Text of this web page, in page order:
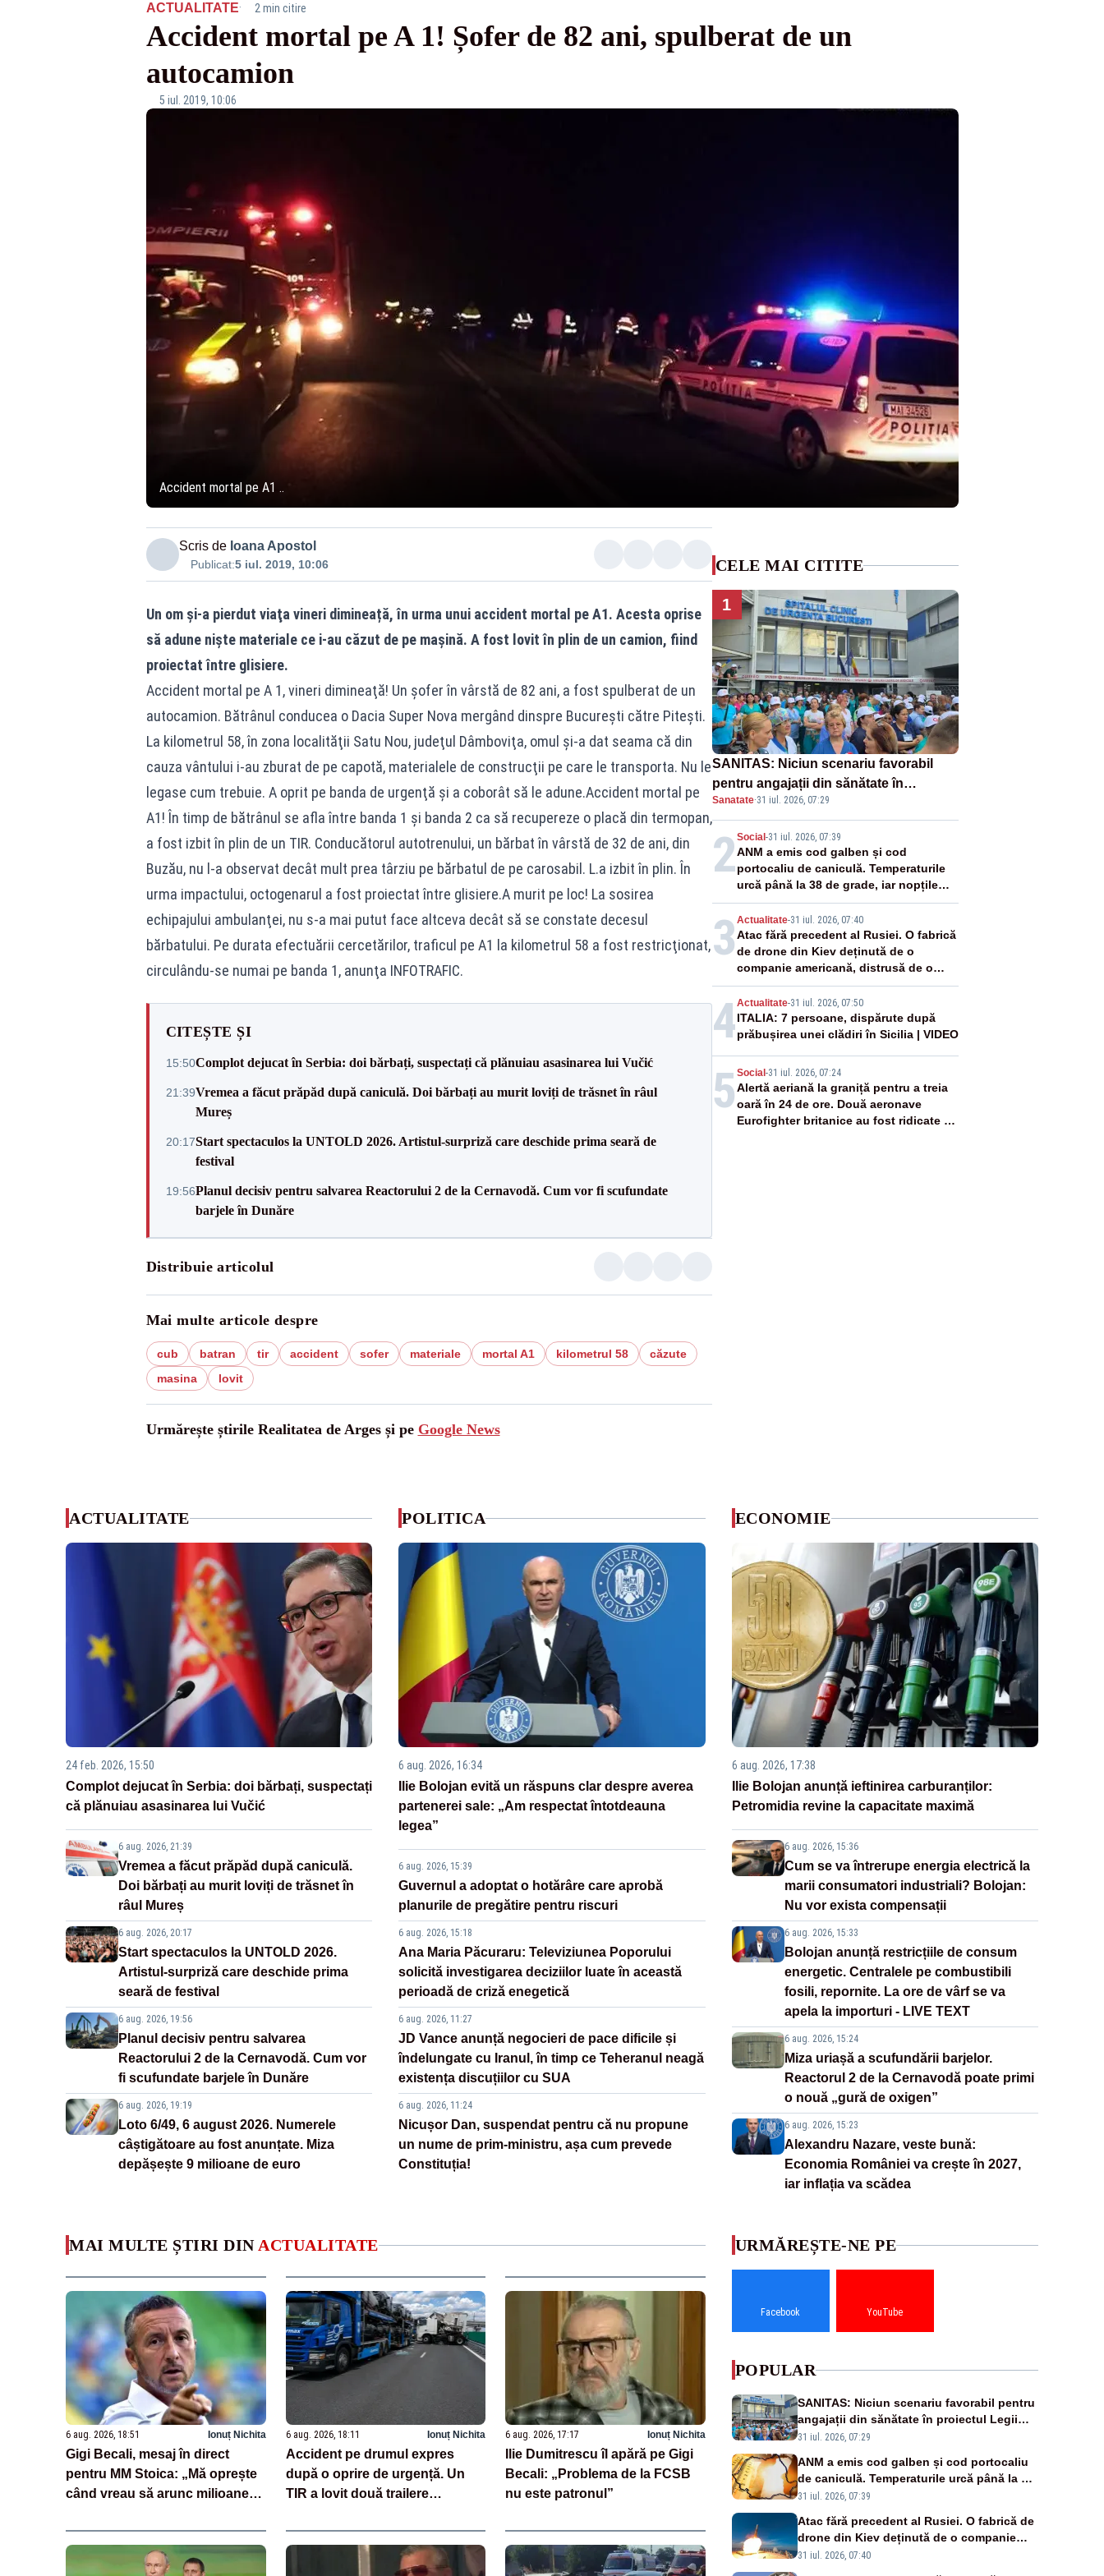
ACTUALITATE· 2 min citire
Accident mortal pe A 1! Șofer de 82 ani, spulberat de un
autocamion
5 iul. 2019, 10:06
Accident mortal pe A1 ..
Scris de Ioana Apostol
Publicat:5 iul. 2019, 10:06
Un om și-a pierdut viaţa vineri dimineață, în urma unui accident mortal pe A1. Acesta oprise
să adune nişte materiale ce i-au căzut de pe maşină. A fost lovit în plin de un camion, fiind
proiectat între glisiere.
Accident mortal pe A 1, vineri dimineaţă! Un şofer în vârstă de 82 ani, a fost spulberat de un
autocamion. Bătrânul conducea o Dacia Super Nova mergând dinspre Bucureşti către Piteşti.
La kilometrul 58, în zona localităţii Satu Nou, judeţul Dâmboviţa, omul şi-a dat seama că din
cauza vântului i-au zburat de pe capotă, materialele de construcţii pe care le transporta. Nu le
legase cum trebuie. A oprit pe banda de urgenţă şi a coborât să le adune.Accident mortal pe
A1! În timp de bătrânul se afla între banda 1 şi banda 2 ca să recupereze o placă din termopan,
a fost izbit în plin de un TIR. Conducătorul autotrenului, un bărbat în vârstă de 32 de ani, din
Buzău, nu l-a observat decât mult prea târziu pe bărbatul de pe carosabil. L.a izbit în plin. În
urma impactului, octogenarul a fost proiectat între glisiere.A murit pe loc! La sosirea
echipajului ambulanţei, nu s-a mai putut face altceva decât să se constate decesul
bărbatului. Pe durata efectuării cercetărilor, traficul pe A1 la kilometrul 58 a fost restricţionat,
circulându-se numai pe banda 1, anunţa INFOTRAFIC.
CITEȘTE ȘI
15:50Complot dejucat în Serbia: doi bărbați, suspectați că plănuiau asasinarea lui Vučić
21:39Vremea a făcut prăpăd după caniculă. Doi bărbați au murit loviți de trăsnet în râul
Mureș
20:17Start spectaculos la UNTOLD 2026. Artistul-surpriză care deschide prima seară de
festival
19:56Planul decisiv pentru salvarea Reactorului 2 de la Cernavodă. Cum vor fi scufundate
barjele în Dunăre
Distribuie articolul
Mai multe articole despre
cub batran tir accident sofer materiale mortal A1 kilometrul 58
căzute
masina
lovit
Urmărește știrile Realitatea de Arges și pe Google News
CELE MAI CITITE
1
SANITAS: Niciun scenariu favorabil
pentru angajații din sănătate în
proiectul Legii salarizării
Sanatate·31 iul. 2026, 07:29
2Social -31 iul. 2026, 07:39
ANM a emis cod galben și cod
portocaliu de caniculă. Temperaturile
urcă până la 38 de grade, iar nopțile
devin tropicale
3 Actualitate-31 iul. 2026, 07:40
Atac fără precedent al Rusiei. O fabrică
de drone din Kiev deținută de o
companie americană, distrusă de o
rachetă rusească
4Actualitate-31 iul. 2026, 07:50
ITALIA: 7 persoane, dispărute după
prăbușirea unei clădiri în Sicilia | VIDEO
5 Social -31 iul. 2026, 07:24
Alertă aeriană la graniță pentru a treia
oară în 24 de ore. Două aeronave
Eurofighter britanice au fost ridicate de
ACTUALITATE
24 feb. 2026, 15:50
Complot dejucat în Serbia: doi bărbați, suspectați
că plănuiau asasinarea lui Vučić
6 aug. 2026, 21:39
Vremea a făcut prăpăd după caniculă.
Doi bărbați au murit loviți de trăsnet în
râul Mureș
6 aug. 2026, 20:17
Start spectaculos la UNTOLD 2026.
Artistul-surpriză care deschide prima
seară de festival
6 aug. 2026, 19:56
Planul decisiv pentru salvarea
Reactorului 2 de la Cernavodă. Cum vor
fi scufundate barjele în Dunăre
6 aug. 2026, 19:19
Loto 6/49, 6 august 2026. Numerele
câștigătoare au fost anunțate. Miza
depășește 9 milioane de euro
POLITICA
6 aug. 2026, 16:34
Ilie Bolojan evită un răspuns clar despre averea
partenerei sale: „Am respectat întotdeauna
legea”
6 aug. 2026, 15:39
Guvernul a adoptat o hotărâre care aprobă
planurile de pregătire pentru riscuri
6 aug. 2026, 15:18
Ana Maria Păcuraru: Televiziunea Poporului
solicită investigarea deciziilor luate în această
perioadă de criză enegetică
6 aug. 2026, 11:27
JD Vance anunță negocieri de pace dificile și
îndelungate cu Iranul, în timp ce Teheranul neagă
existența discuțiilor cu SUA
6 aug. 2026, 11:24
Nicușor Dan, suspendat pentru că nu propune
un nume de prim-ministru, așa cum prevede
Constituția!
ECONOMIE
6 aug. 2026, 17:38
Ilie Bolojan anunță ieftinirea carburanților:
Petromidia revine la capacitate maximă
6 aug. 2026, 15:36
Cum se va întrerupe energia electrică la
marii consumatori industriali? Bolojan:
Nu vor exista compensații
6 aug. 2026, 15:33
Bolojan anunță restricțiile de consum
energetic. Centralele pe combustibili
fosili, repornite. La ore de vârf se va
apela la importuri - LIVE TEXT
6 aug. 2026, 15:24
Miza uriașă a scufundării barjelor.
Reactorul 2 de la Cernavodă poate primi
o nouă „gură de oxigen”
6 aug. 2026, 15:23
Alexandru Nazare, veste bună:
Economia României va crește în 2027,
iar inflația va scădea
MAI MULTE ȘTIRI DIN ACTUALITATE
6 aug. 2026, 18:51 Ionuț Nichita
Gigi Becali, mesaj în direct
pentru MM Stoica: „Mă oprește
când vreau să arunc milioane
6 aug. 2026, 18:11 Ionuț Nichita
Accident pe drumul expres
după o oprire de urgență. Un
TIR a lovit două trailere
6 aug. 2026, 17:17 Ionuț Nichita
Ilie Dumitrescu îl apără pe Gigi
Becali: „Problema de la FCSB
nu este patronul”
URMĂREȘTE-NE PE
Facebook YouTube
POPULAR
SANITAS: Niciun scenariu favorabil pentru
angajații din sănătate în proiectul Legii
salarizării
31 iul. 2026, 07:29
ANM a emis cod galben și cod portocaliu
de caniculă. Temperaturile urcă până la 38
de grade, iar nopțile devin tropicale
31 iul. 2026, 07:39
Atac fără precedent al Rusiei. O fabrică de
drone din Kiev deținută de o companie
americană, distrusă de o rachetă rusească
31 iul. 2026, 07:40